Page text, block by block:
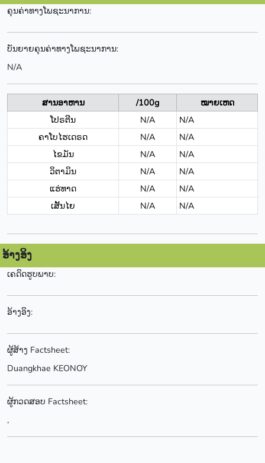
ຄຸນຄ່າທາງໂພຊະນາການ:
ບັນຍາຍຄຸນຄ່າທາງໂພຊະນາການ:
N/A
ສານອາຫານ /100g
ໝາຍເຫດ
ໂປຣຕີນ
N/A
N/A
ຄາໂບໄຮເດຣດ
N/A
N/A
ໄຂມັນ
N/A
N/A
ວິຕາມິນ
N/A
N/A
ແຮ່ທາດ
N/A
N/A
ເສັ້ນໄຍ
N/A N/A
ອ້າງອິງ
ເຄດິດຮູບພາບ:
ອ້າງອິງ:
ຜູ້ສ້າງ Factsheet:
Duangkhae KEONOY
ຜູ້ກວດສອບ Factsheet:
,